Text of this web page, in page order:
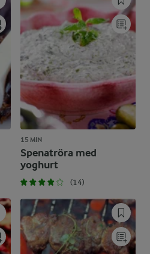
15 MIN
Spenatröra med
yoghurt
(14)